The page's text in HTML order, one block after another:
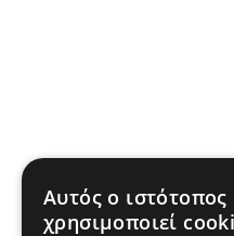
Αυτός ο ιστότοπος
χρησιμοποιεί